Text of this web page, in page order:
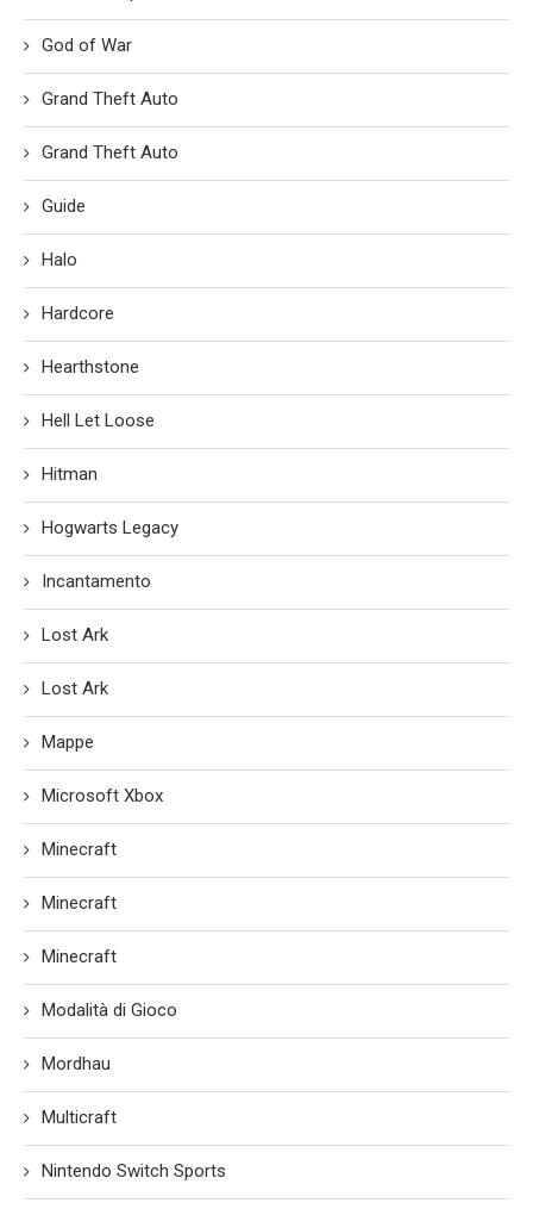
God of War
Grand Theft Auto
Grand Theft Auto
Guide
Halo
Hardcore
Hearthstone
Hell Let Loose
Hitman
Hogwarts Legacy
Incantamento
Lost Ark
Lost Ark
Mappe
Microsoft Xbox
Minecraft
Minecraft
Minecraft
Modalità di Gioco
Mordhau
Multicraft
Nintendo Switch Sports